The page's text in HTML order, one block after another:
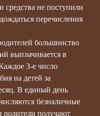
средства не поступили
перечисления
большинство
выплачивается в
3-е число
на детей за
В единый день
безналичные
родители получают